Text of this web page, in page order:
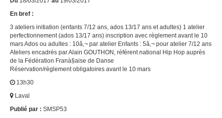
En bref :
3 ateliers initiation (enfants 7/12 ans, ados 13/17 ans et adultes) 1 atelier
perfectionnement (ados 13/17 ans) inscription avec règlement avant le 10
mars Ados ou adultes : 10â‚¬ par atelier Enfants : 5â‚¬ pour atelier 7/12 ans
Ateliers encadrés par Alain GOUTHON, référent national Hip Hop auprès
de la Fédération Franà§aise de Danse
Réservation/règlement obligatoires avant le 10 mars
13h30
Laval
Publié par : SMSP53